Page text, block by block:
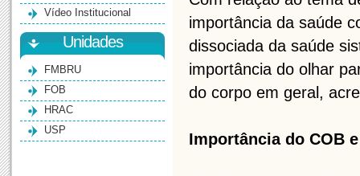
Vídeo Institucional
Unidades
FMBRU
FOB
HRAC
USP
importância da saúde
dissociada da saúde
importância do olhar
do corpo em geral,
Importância do COB